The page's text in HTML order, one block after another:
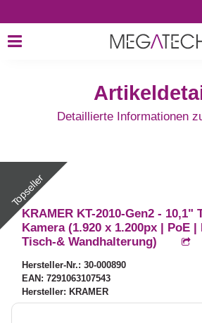
Detaillierte Informationen
KRAMER KT-2010-Gen2 - 10,1"
Kamera (1.920 x 1.200px | PoE
Tisch-& Wandhalterung)
Hersteller-Nr.: 30-000890
EAN: 7291063107543
Hersteller: KRAMER